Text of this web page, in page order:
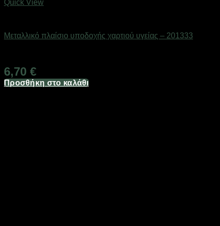
Quick View
Μεταλλικό πλαίσιο υποδοχής χαρτιού υγείας – 201333
6,70 €
Προσθήκη στο καλάθι